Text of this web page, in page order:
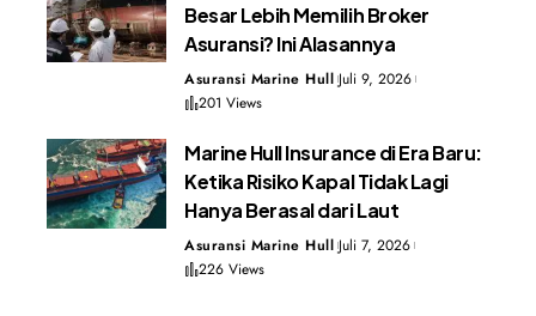
Besar Lebih Memilih Broker
Asuransi? Ini Alasannya
Asuransi Marine Hull Juli 9, 2026
201 Views
Marine Hull Insurance di Era Baru:
Ketika Risiko Kapal Tidak Lagi
Hanya Berasal dari Laut
Asuransi Marine Hull Juli 7, 2026
226 Views